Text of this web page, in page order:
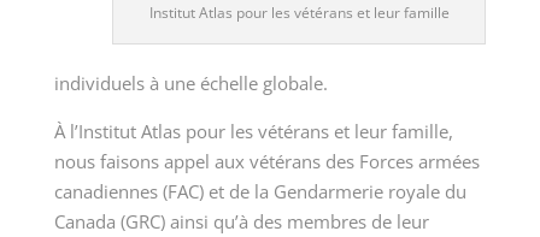
Institut Atlas pour les vétérans et leur famille
individuels à une échelle globale.
À l’Institut Atlas pour les vétérans et leur famille,
nous faisons appel aux vétérans des Forces armées
canadiennes (FAC) et de la Gendarmerie royale du
Canada (GRC) ainsi qu’à des membres de leur